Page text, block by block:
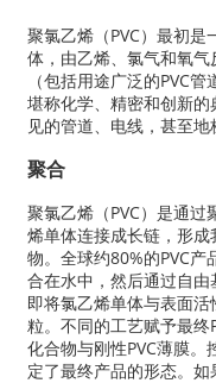
聚氯乙烯（PVC）最初
体，由乙烯、氯气和氧气
（包括用途广泛的PVC
堪称化学、精密和创新
见的管道、电线，甚至地
聚合
聚氯乙烯（PVC）是通
烯单体连接成长链，形成
物。全球约80%的PVC
合在水中，然后通过自由
即将氯乙烯单体与表面
粒。不同的工艺赋予最终
化合物与刚性PVC薄膜
定了最终产品的形态。